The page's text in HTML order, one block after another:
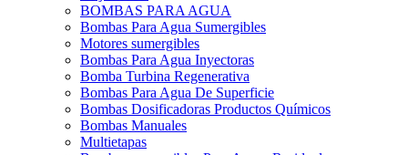
BOMBAS PARA AGUA
Bombas Para Agua Sumergibles
Motores sumergibles
Bombas Para Agua Inyectoras
Bomba Turbina Regenerativa
Bombas Para Agua De Superficie
Bombas Dosificadoras Productos Químicos
Bombas Manuales
Multietapas